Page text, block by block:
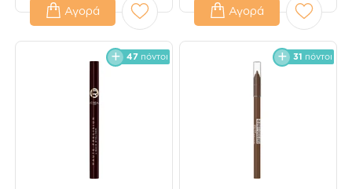
Αγορά Αγορά
47 πόντοι 31 πόντοι